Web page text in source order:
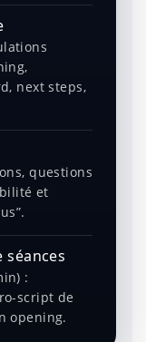
next steps,
questions
et
:
script de
opening.